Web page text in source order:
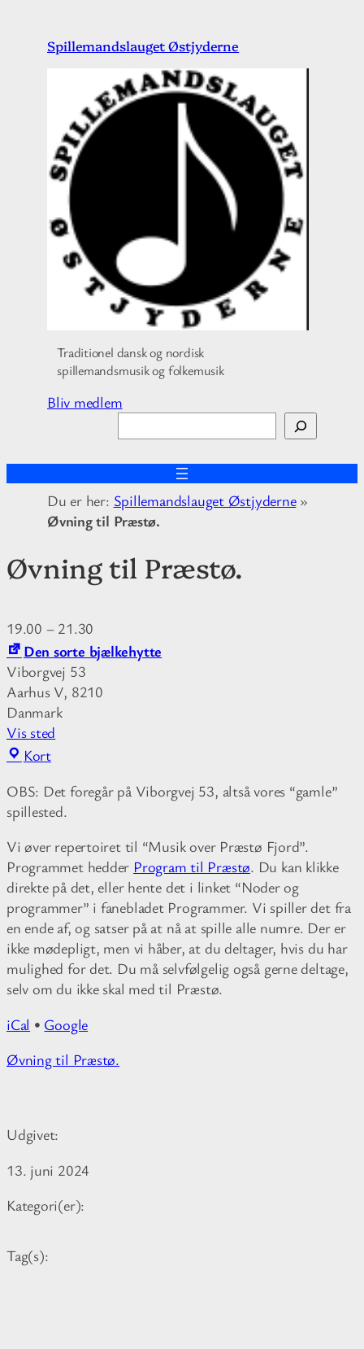
Spillemandslauget Østjyderne
Traditionel dansk og nordisk
spillemandsmusik og folkemusik
Bliv medlem
ø
g
Du er her: Spillemandslauget Østjyderne»
Øvning til Præstø.
Øvning til Præstø.
19.00 – 21.30
Den sorte bjælkehytte
Viborgvej 53
Aarhus V, 8210
Danmark
Vis sted
KortD
n
s
r
t
e
b
j
æ
l
k
e
h
y
OBS: Det foregår på Viborgvej 53, altså vores “gamle”
spillested.
Vi øver repertoiret til “Musik over Præstø Fjord”.
Programmet hedder Program til Præstø. Du kan klikke
direkte på det, eller hente det i linket “Noder og
programmer” i fanebladet Programmer. Vi spiller det fra
en ende af, og satser på at nå at spille alle numre. Der er
ikke mødepligt, men vi håber, at du deltager, hvis du har
mulighed for det. Du må selvfølgelig også gerne deltage,
selv om du ikke skal med til Præstø.
iCal • Google
M
i
o
a
Øvning til Præstø.
Udgivet:
13. juni 2024
Kategori(er):
Tag(s):